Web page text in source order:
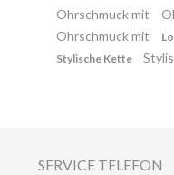
Ohrschmuck mit
Ohrschmuck mit
Stylische Kette
SERVICE TELEFON